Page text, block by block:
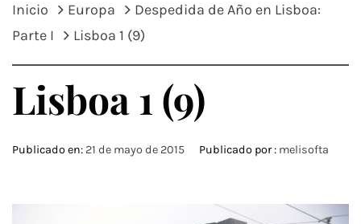
Inicio Europa
Despedida de Año en Lisboa:
Parte I
Lisboa 1 (9)
Lisboa 1 (9)
Publicado en: 21 de mayo de 2015 Publicado por : melisofta